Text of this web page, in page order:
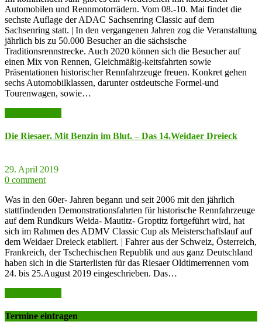
Automobilen und Rennmotorrädern. Vom 08.-10. Mai findet die
sechste Auflage der ADAC Sachsenring Classic auf dem
Sachsenring statt. | In den vergangenen Jahren zog die Veranstaltung
jährlich bis zu 50.000 Besucher an die sächsische
Traditionsrennstrecke. Auch 2020 können sich die Besucher auf
einen Mix von Rennen, Gleichmäßig-keitsfahrten sowie
Präsentationen historischer Rennfahrzeuge freuen. Konkret gehen
sechs Automobilklassen, darunter ostdeutsche Formel-und
Tourenwagen, sowie…
Die Riesaer. Mit Benzin im Blut. – Das 14.Weidaer Dreieck
29. April 2019
0 comment
Was in den 60er- Jahren begann und seit 2006 mit den jährlich
stattfindenden Demonstrationsfahrten für historische Rennfahrzeuge
auf dem Rundkurs Weida- Mautitz- Groptitz fortgeführt wird, hat
sich im Rahmen des ADMV Classic Cup als Meisterschaftslauf auf
dem Weidaer Dreieck etabliert. | Fahrer aus der Schweiz, Österreich,
Frankreich, der Tschechischen Republik und aus ganz Deutschland
haben sich in die Starterlisten für das Riesaer Oldtimerrennen vom
24. bis 25.August 2019 eingeschrieben. Das…
Termine eintragen